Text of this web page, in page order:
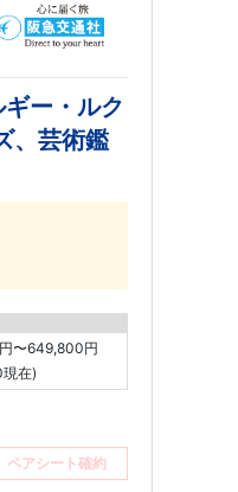
ー・ルク
、芸術鑑
〜649,800円
在)
ペアシート確約